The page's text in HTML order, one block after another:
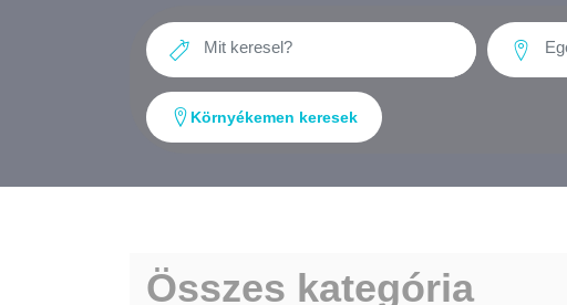
Környékemen keresek
Összes kategória